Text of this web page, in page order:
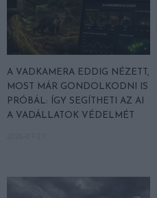
A VADKAMERA EDDIG NÉZETT,
MOST MÁR GONDOLKODNI IS
PRÓBÁL: ÍGY SEGÍTHETI AZ AI
A VADÁLLATOK VÉDELMÉT